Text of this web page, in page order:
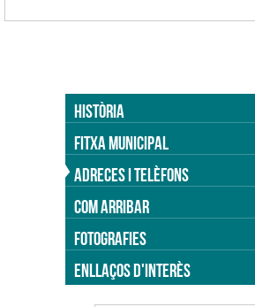
HISTÒRIA
FITXA MUNICIPAL
ADRECES I TELÈFONS
COM ARRIBAR
FOTOGRAFIES
ENLLAÇOS D'INTERÈS